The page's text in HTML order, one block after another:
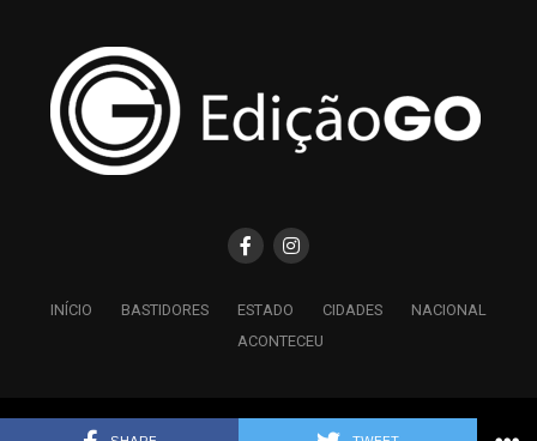
INÍCIO BASTIDORES ESTADO CIDADES
NACIONAL
ACONTECEU
Copyright © 2026 Edição GO - Todos os Direitos Reservados.